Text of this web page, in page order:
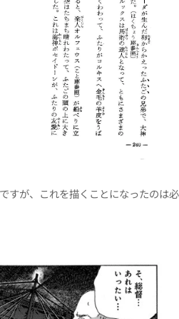
すが、これを描くことになったのは